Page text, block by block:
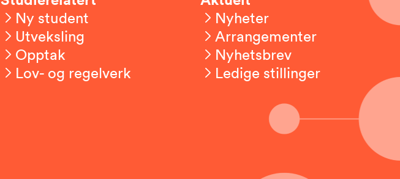
Ny student
Utveksling
Opptak
Lov- og regelverk
Nyheter
Arrangementer
Nyhetsbrev
Ledige stillinger